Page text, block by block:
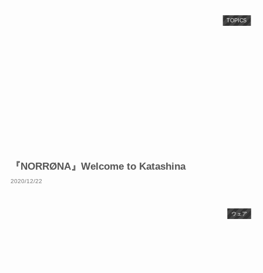
TOPICS
『NORRØNA』Welcome to Katashina
2020/12/22
ウェア